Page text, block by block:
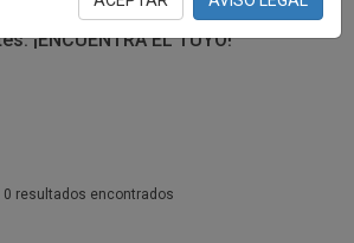
deportivos para todos los
¡ENCUENTRA EL TUYO!
0 resultados encontrados